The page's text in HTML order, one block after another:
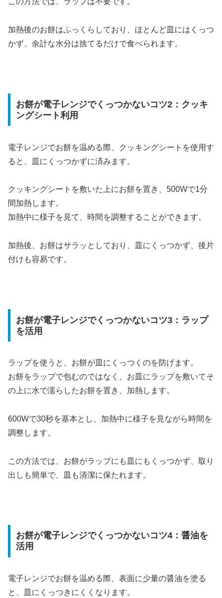
加熱後のお餅はふっくらしており、ほとんど皿にはくっつ
かず、余計な水分は捨てるだけで食べられます。
お餅が電子レンジでくっつかないコツ2：クッキ
ングシート利用
電子レンジでお餅を温める際、クッキングシートを使用す
ると、皿にくっつかずに済みます。
クッキングシートを敷いた上にお餅を置き、500Wで1分
間加熱します。
加熱中に様子を見て、時間を調整することができます。
加熱後、お餅はサラッとしており、皿にくっつかず、後片
付けも容易です。
お餅が電子レンジでくっつかないコツ3：ラップ
を活用
ラップを使うと、お餅が皿にくっつくのを防げます。
お餅をラップで包むのではなく、お皿にラップを敷いてそ
の上に水で濡らしたお餅を置き、加熱します。
600Wで30秒を基本とし、加熱中に様子を見ながら時間を
調整します。
この方法では、お餅がラップにも皿にもくっつかず、取り
出しも簡単で、皿も清潔に保たれます。
お餅が電子レンジでくっつかないコツ4：醤油を
活用
電子レンジでお餅を温める際、表面に少量の醤油を塗る
と、皿にくっつきにくくなります。